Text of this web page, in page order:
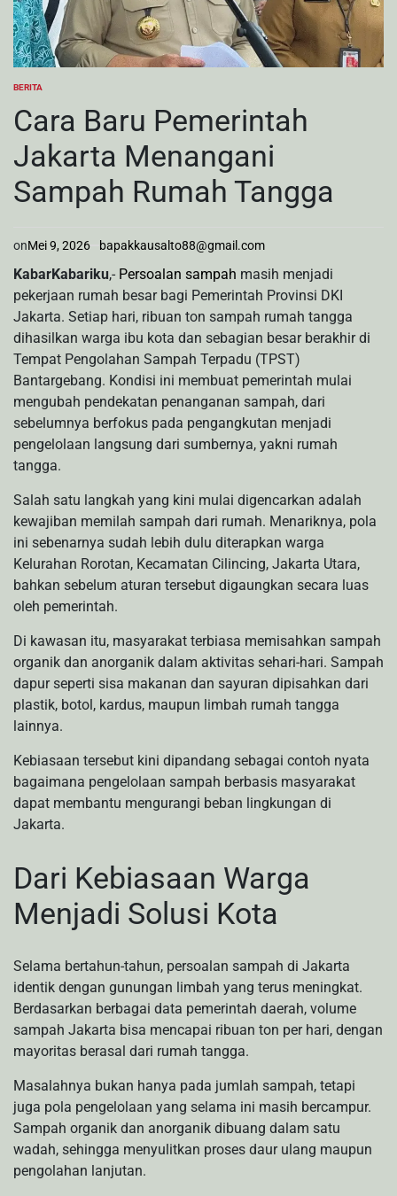
POSTED
BERITA
Cara Baru Pemerintah
Jakarta Menangani
Sampah Rumah Tangga
onMei 9, 2026 bapakkausalto88@gmail.com
KabarKabariku,- Persoalan sampah masih menjadi
pekerjaan rumah besar bagi Pemerintah Provinsi DKI
Jakarta. Setiap hari, ribuan ton sampah rumah tangga
dihasilkan warga ibu kota dan sebagian besar berakhir di
Tempat Pengolahan Sampah Terpadu (TPST)
Bantargebang. Kondisi ini membuat pemerintah mulai
mengubah pendekatan penanganan sampah, dari
sebelumnya berfokus pada pengangkutan menjadi
pengelolaan langsung dari sumbernya, yakni rumah
tangga.
Salah satu langkah yang kini mulai digencarkan adalah
kewajiban memilah sampah dari rumah. Menariknya, pola
ini sebenarnya sudah lebih dulu diterapkan warga
Kelurahan Rorotan, Kecamatan Cilincing, Jakarta Utara,
bahkan sebelum aturan tersebut digaungkan secara luas
oleh pemerintah.
Di kawasan itu, masyarakat terbiasa memisahkan sampah
organik dan anorganik dalam aktivitas sehari-hari. Sampah
dapur seperti sisa makanan dan sayuran dipisahkan dari
plastik, botol, kardus, maupun limbah rumah tangga
lainnya.
Kebiasaan tersebut kini dipandang sebagai contoh nyata
bagaimana pengelolaan sampah berbasis masyarakat
dapat membantu mengurangi beban lingkungan di
Jakarta.
Dari Kebiasaan Warga
Menjadi Solusi Kota
Selama bertahun-tahun, persoalan sampah di Jakarta
identik dengan gunungan limbah yang terus meningkat.
Berdasarkan berbagai data pemerintah daerah, volume
sampah Jakarta bisa mencapai ribuan ton per hari, dengan
mayoritas berasal dari rumah tangga.
Masalahnya bukan hanya pada jumlah sampah, tetapi
juga pola pengelolaan yang selama ini masih bercampur.
Sampah organik dan anorganik dibuang dalam satu
wadah, sehingga menyulitkan proses daur ulang maupun
pengolahan lanjutan.